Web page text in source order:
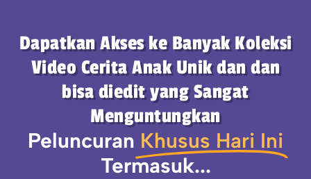
Dapatkan Akses ke Banyak Koleksi
Video Cerita Anak Unik dan dan
bisa diedit yang Sangat
Menguntungkan
Peluncuran Khusus Hari Ini
Termasuk...